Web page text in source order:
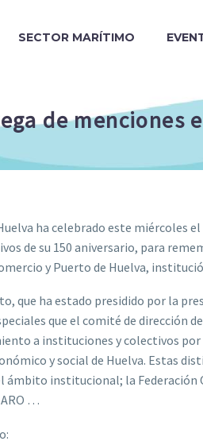
SECTOR MARÍTIMO
de menciones
ha celebrado este miércoles
de su 150 aniversario, para
y Puerto de Huelva,
que ha estado presidido por la
que el comité de dirección
a instituciones y colectivos
y social de Huelva. Estas
ámbito institucional; la Federación
…